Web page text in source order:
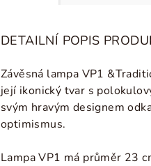
DETAILNÍ POPIS
Závěsná lampa VP1
její ikonický tvar s
svým hravým designem
optimismus.
Lampa VP1 má průměr 23